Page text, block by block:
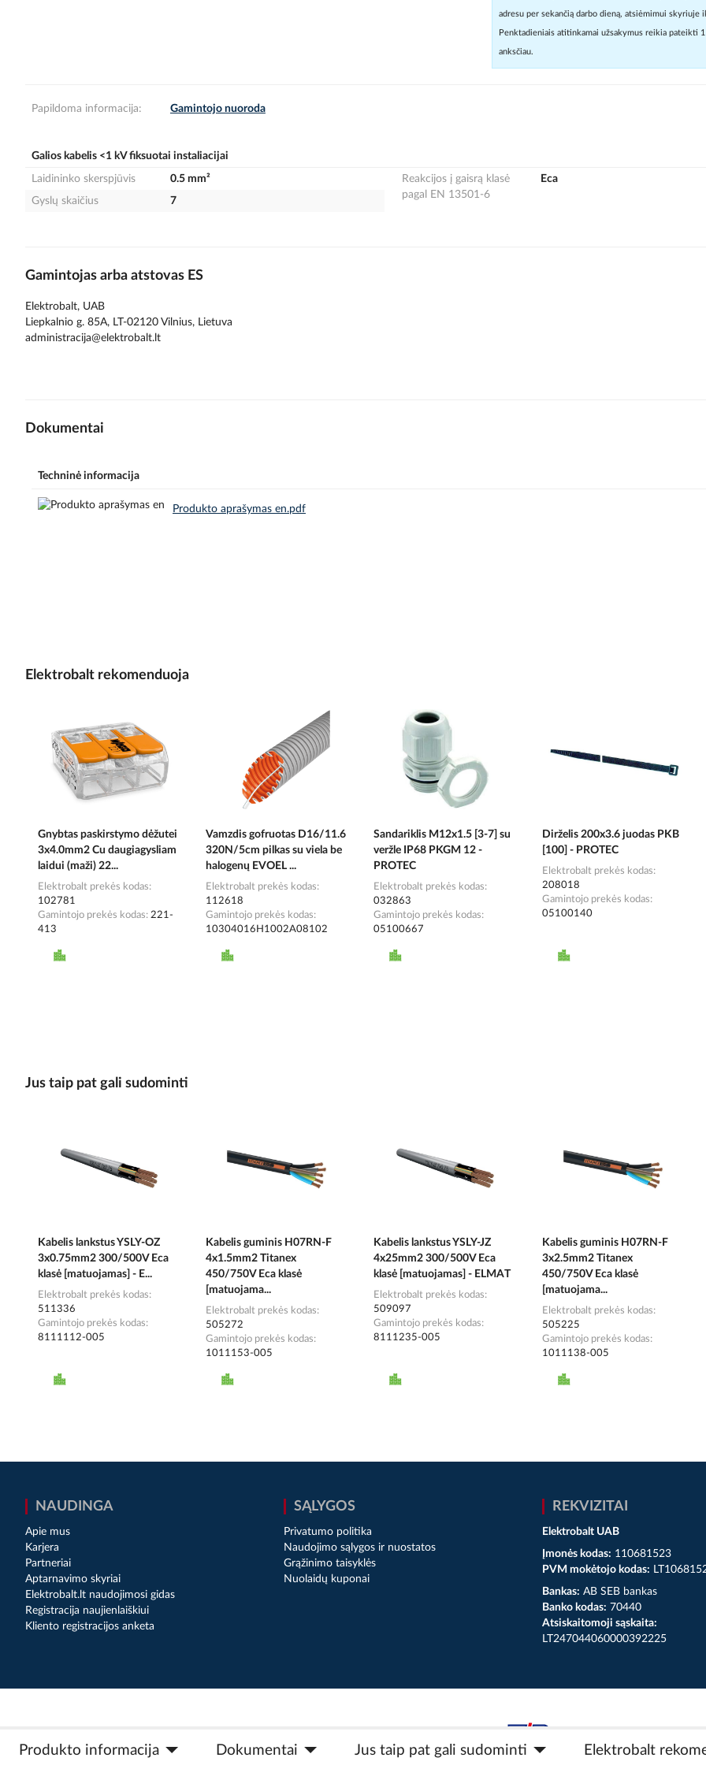
adresu per sekančią darbo dieną, atsiėmimui skyriuje
Penktadieniais atitinkamai užsakymus reikia pateikti 1
anksčiau.
Produkto informacija Dokumentai Jus taip pat gali sudominti Elektrobalt
Papildoma informacija: Gamintojo nuoroda
Galios kabelis <1 kV fiksuotai instaliacijai
Laidininko skerspjūvis
0.5 mm²
Gyslų skaičius
7
Reakcijos į gaisrą klasė
pagal EN 13501-6
Eca
Gamintojas arba atstovas ES
Elektrobalt, UAB
Liepkalnio g. 85A, LT-02120 Vilnius, Lietuva
administracija@elektrobalt.lt
Dokumentai
Techninė informacija
Produkto aprašymas en.pdf
Elektrobalt rekomenduoja
Gnybtas paskirstymo dėžutei
3x4.0mm2 Cu daugiagysliam
laidui (maži) 22...
Elektrobalt prekės kodas
102781
Gamintojo prekės kodas 221-
413
Vamzdis gofruotas D16/11.6
320N/5cm pilkas su viela be
halogenų EVOEL ...
Elektrobalt prekės kodas
112618
Gamintojo prekės kodas
10304016H1002A08102
Sandariklis M12x1.5 [3-7] su
veržle IP68 PKGM 12 -
PROTEC
Elektrobalt prekės kodas
032863
Gamintojo prekės kodas
05100667
Dirželis 200x3.6 juodas PKB
[100] - PROTEC
Elektrobalt prekės kodas
208018
Gamintojo prekės kodas
05100140
Jus taip pat gali sudominti
Kabelis lankstus YSLY-OZ
3x0.75mm2 300/500V Eca
klasė [matuojamas] - E...
Elektrobalt prekės kodas
511336
Gamintojo prekės kodas
8111112-005
Kabelis guminis H07RN-F
4x1.5mm2 Titanex
450/750V Eca klasė
[matuojama...
Elektrobalt prekės kodas
505272
Gamintojo prekės kodas
1011153-005
Kabelis lankstus YSLY-JZ
4x25mm2 300/500V Eca
klasė [matuojamas] - ELMAT
Elektrobalt prekės kodas
509097
Gamintojo prekės kodas
8111235-005
Kabelis guminis H07RN-F
3x2.5mm2 Titanex
450/750V Eca klasė
[matuojama...
Elektrobalt prekės kodas
505225
Gamintojo prekės kodas
1011138-005
NAUDINGA
Apie mus
Karjera
Partneriai
Aptarnavimo skyriai
Elektrobalt.lt naudojimosi gidas
Registracija naujienlaiškiui
Kliento registracijos anketa
SĄLYGOS
Privatumo politika
Naudojimo sąlygos ir nuostatos
Grąžinimo taisyklės
Nuolaidų kuponai
REKVIZITAI
Elektrobalt UAB
Įmonės kodas: 110681523
PVM mokėtojo kodas:
Bankas: AB SEB bankas
Banko kodas: 70440
Atsiskaitomoji sąskaita:
LT247044060000392225